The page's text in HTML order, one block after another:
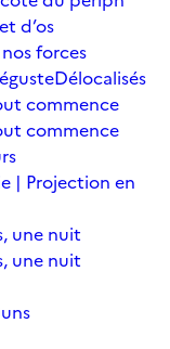
d’os
forces
Délocalisés
commence
commence
| Projection en
une nuit
une nuit